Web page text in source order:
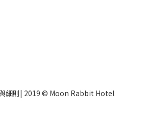
細則| 2019 © Moon Rabbit Hotel